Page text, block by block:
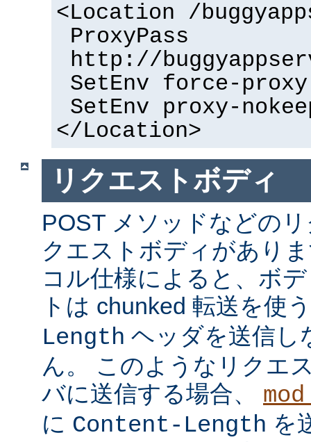
<Location /
ProxyPass
http://
SetEnv force-
SetEnv proxy-
</Location>
リクエストボディ
POST メソッドなどの
クエストボディがあり
コル仕様によると、ボ
トは chunked 転送を使
Length ヘッダを送信し
ん。 このようなリクエ
バに送信する場合、
に Content-Length を